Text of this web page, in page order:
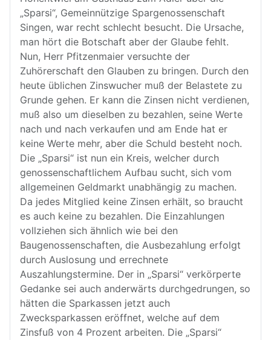
„Sparsi“, Gemeinnützige Spargenossenschaft
Singen, war recht schlecht besucht. Die Ursache,
man hört die Botschaft aber der Glaube fehlt.
Nun, Herr Pfitzenmaier versuchte der
Zuhörerschaft den Glauben zu bringen. Durch den
heute üblichen Zinswucher muß der Belastete zu
Grunde gehen. Er kann die Zinsen nicht verdienen,
muß also um dieselben zu bezahlen, seine Werte
nach und nach verkaufen und am Ende hat er
keine Werte mehr, aber die Schuld besteht noch.
Die „Sparsi“ ist nun ein Kreis, welcher durch
genossenschaftlichem Aufbau sucht, sich vom
allgemeinen Geldmarkt unabhängig zu machen.
Da jedes Mitglied keine Zinsen erhält, so braucht
es auch keine zu bezahlen. Die Einzahlungen
vollziehen sich ähnlich wie bei den
Baugenossenschaften, die Ausbezahlung erfolgt
durch Auslosung und errechnete
Auszahlungstermine. Der in „Sparsi“ verkörperte
Gedanke sei auch anderwärts durchgedrungen, so
hätten die Sparkassen jetzt auch
Zwecksparkassen eröffnet, welche auf dem
Zinsfuß von 4 Prozent arbeiten. Die „Sparsi“